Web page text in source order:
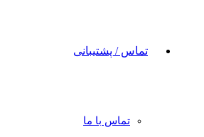
تماس / پشتیبانی
تماس با ما